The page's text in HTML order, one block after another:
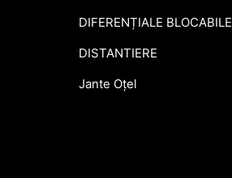
DIFERENȚIALE BLOCABILE
DISTANTIERE
Jante Oțel